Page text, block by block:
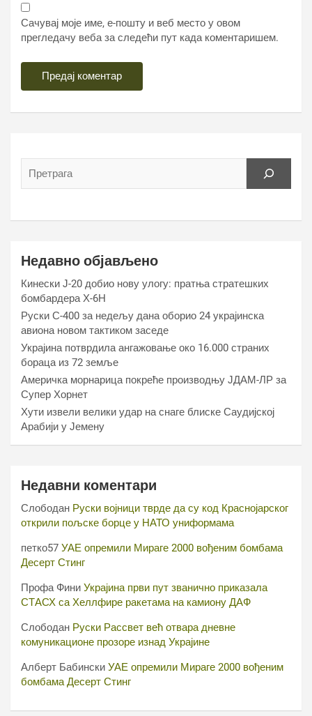
Сачувај моје име, е-пошту и веб место у овом
прегледачу веба за следећи пут када коментаришем.
Недавно објављено
Кинески Ј-20 добио нову улогу: пратња стратешких
бомбардера Х-6Н
Руски С-400 за недељу дана оборио 24 украјинска
авиона новом тактиком заседе
Украјина потврдила ангажовање око 16.000 страних
бораца из 72 земље
Америчка морнарица покреће производњу ЈДАМ-ЛР за
Супер Хорнет
Хути извели велики удар на снаге блиске Саудијској
Арабији у Јемену
Недавни коментари
Слободан Руски војници тврде да су код Краснојарског
открили пољске борце у НАТО униформама
петко57 УАЕ опремили Мираге 2000 вођеним бомбама
Десерт Стинг
Профа Фини Украјина први пут званично приказала
СТАСХ са Хеллфире ракетама на камиону ДАФ
Слободан Руски Рассвет већ отвара дневне
комуникационе прозоре изнад Украјине
Алберт Бабински УАЕ опремили Мираге 2000 вођеним
бомбама Десерт Стинг